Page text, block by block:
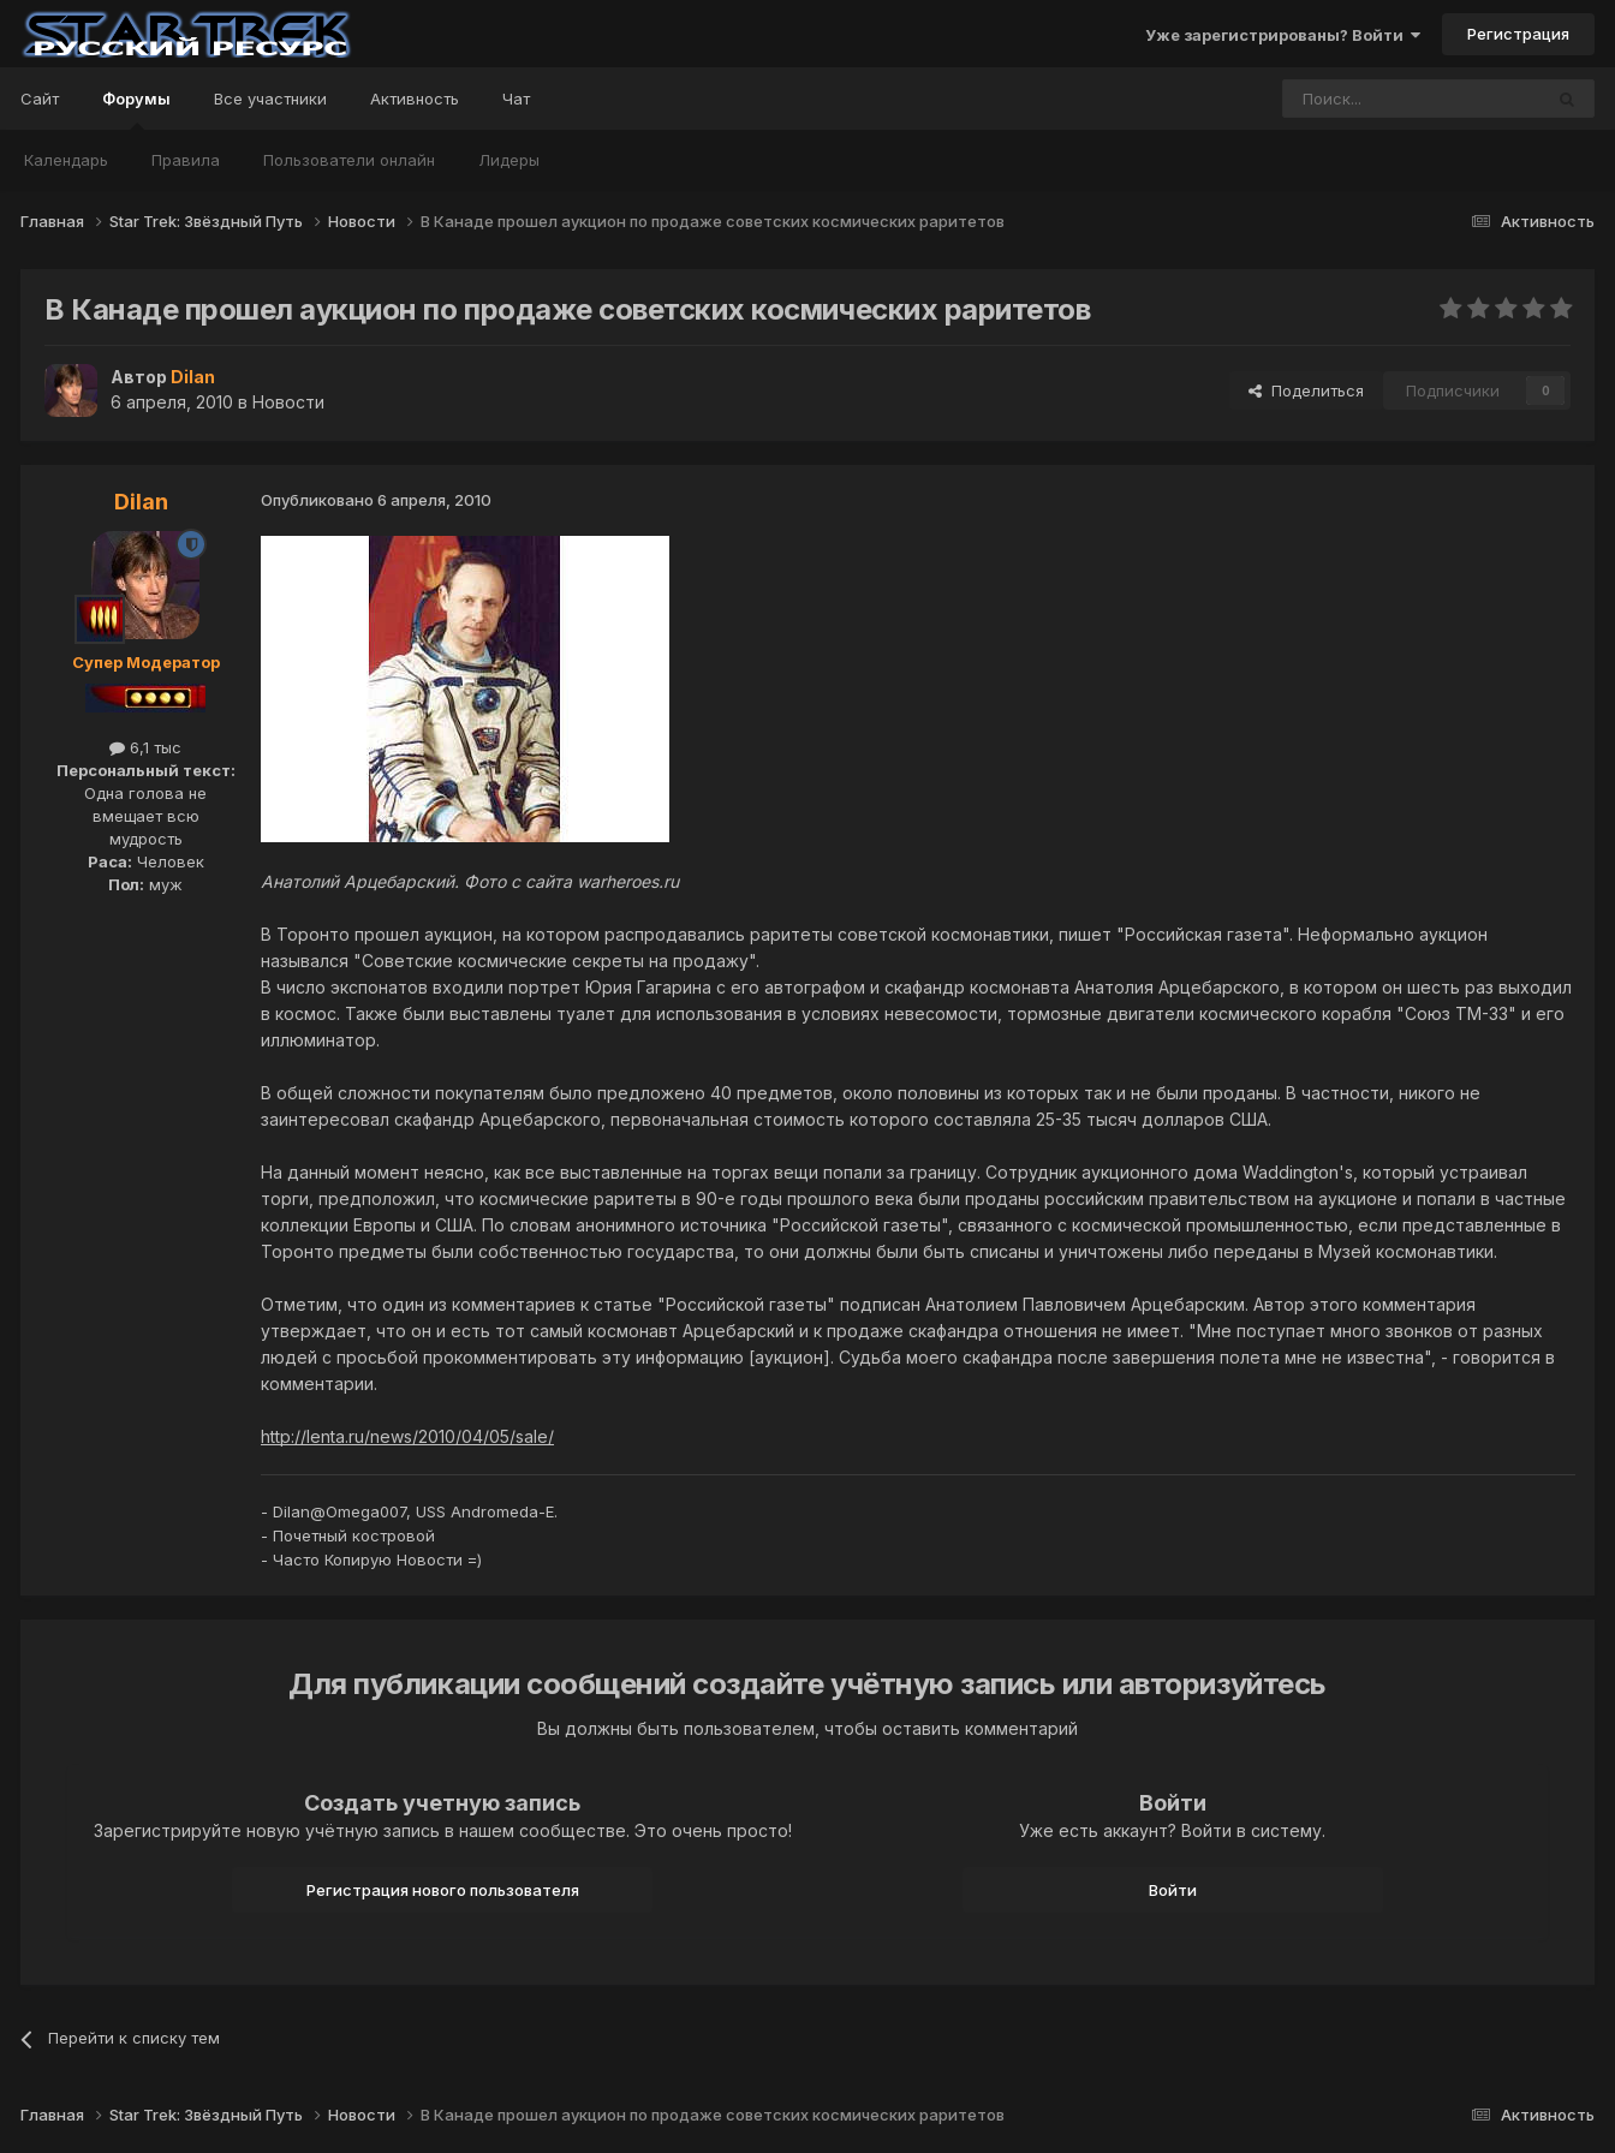
Уже зарегистрированы? Войти Регистрация
Сайт Форумы
Календарь Правила Пользователи онлайн Лидеры
Все участники Активность Чат
Активность
Главная Star Trek: Звёздный Путь Новости В Канаде прошел аукцион по продаже советских космических раритетов
В Канаде прошел аукцион по продаже советских космических раритетов
Автор Dilan
6 апреля, 2010 в Новости
Поделиться Подписчики 0
Dilan
Супер Модератор
6,1 тыс
Персональный текст:
Одна голова не
вмещает всю
мудрость
Раса: Человек
Пол: муж
Опубликовано 6 апреля, 2010
Анатолий Арцебарский. Фото с сайта warheroes.ru
В Торонто прошел аукцион, на котором распродавались раритеты советской космонавтики, пишет "Российская газета". Неформально аукцион
назывался "Советские космические секреты на продажу".
В число экспонатов входили портрет Юрия Гагарина с его автографом и скафандр космонавта Анатолия Арцебарского, в котором он шесть раз выходил
в космос. Также были выставлены туалет для использования в условиях невесомости, тормозные двигатели космического корабля "Союз ТМ-33" и его
иллюминатор.
В общей сложности покупателям было предложено 40 предметов, около половины из которых так и не были проданы. В частности, никого не
заинтересовал скафандр Арцебарского, первоначальная стоимость которого составляла 25-35 тысяч долларов США.
На данный момент неясно, как все выставленные на торгах вещи попали за границу. Сотрудник аукционного дома Waddington's, который устраивал
торги, предположил, что космические раритеты в 90-е годы прошлого века были проданы российским правительством на аукционе и попали в частные
коллекции Европы и США. По словам анонимного источника "Российской газеты", связанного с космической промышленностью, если представленные в
Торонто предметы были собственностью государства, то они должны были быть списаны и уничтожены либо переданы в Музей космонавтики.
Отметим, что один из комментариев к статье "Российской газеты" подписан Анатолием Павловичем Арцебарским. Автор этого комментария
утверждает, что он и есть тот самый космонавт Арцебарский и к продаже скафандра отношения не имеет. "Мне поступает много звонков от разных
людей с просьбой прокомментировать эту информацию [аукцион]. Судьба моего скафандра после завершения полета мне не известна", - говорится в
комментарии.
http://lenta.ru/news/2010/04/05/sale/
- Dilan@Omega007, USS Andromeda-E.
- Почетный костровой
- Часто Копирую Новости =)
Для публикации сообщений создайте учётную запись или авторизуйтесь
Вы должны быть пользователем, чтобы оставить комментарий
Создать учетную запись
Зарегистрируйте новую учётную запись в нашем сообществе. Это очень просто!
Регистрация нового пользователя
Войти
Уже есть аккаунт? Войти в систему.
Войти
Перейти к списку тем
Активность
Главная Star Trek: Звёздный Путь Новости В Канаде прошел аукцион по продаже советских космических раритетов